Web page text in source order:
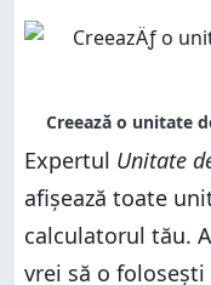
Expertul Unitate
afișează toate
calculatorul tău.
vrei să o